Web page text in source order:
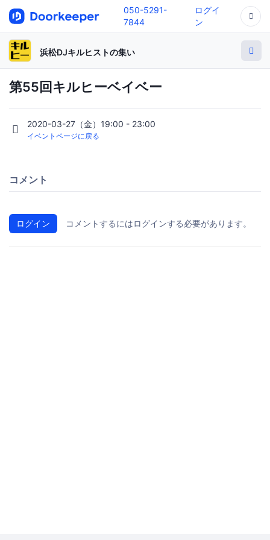
050-5291-
7844
ログイ
ン
浜松DJキルヒストの集い
第55回キルヒーベイベー
2020-03-27（金）19:00 - 23:00
イベントページに戻る
コメント
ログイン コメントするにはログインする必要があります。